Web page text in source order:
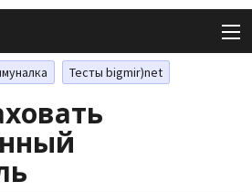
Тесты bigmir)net